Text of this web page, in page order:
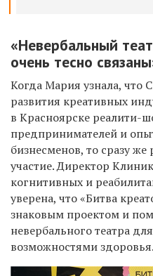
«Невербальный
очень тесно
Когда Мария узнала, что
развития креативных
в Красноярске реалити-
предпринимателей и
бизнесменов, то сразу
участие. Директор
когнитивных и
уверена, что «Битва
знаковым проектом и
невербального театра
возможностями здоровья.